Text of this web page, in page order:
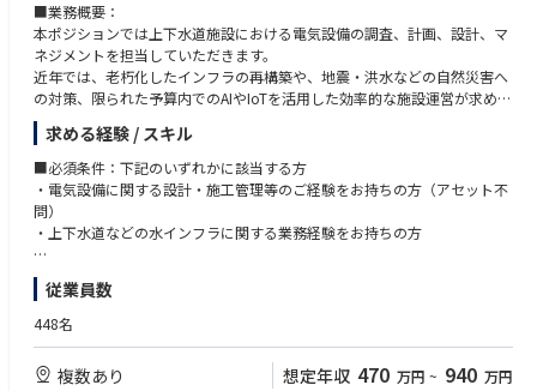
■業務概要：
本ポジションでは上下水道施設における電気設備の調査、計画、設計、マ
ネジメントを担当していただきます。
近年では、老朽化したインフラの再構築や、地震・洪水などの自然災害へ
の対策、限られた予算内でのAIやIoTを活用した効率的な施設運営が求めら
れています。
水インフラの整備には、電気設備だけでなく、土木、機械、建築などの専
門知識が必要です。他部門の専門家と連携しながら、自治体（市民）にと
って最適な水インフラを設計し、水に関する課題を解決します。
■職務詳細：
・水処理施設の現状を調査し、電気設備や監視制御設備の更新計画を策定
の評価・選定
・電気設備や監視制御設備の設置方法の検討・設計
・自然エネルギーを活用した発電設備や配電盤、自動制御機器などの導入
・既存設備を稼働させながらの新設備への入れ替え計画の立案
求める経験 / スキル
■必須条件：下記のいずれかに該当する方
・電気設備に関する設計・施工管理等のご経験をお持ちの方（アセット不
問）
・上下水道などの水インフラに関する業務経験をお持ちの方
■歓迎条件
・技術士、技術士補を保有されている方
従業員数
448名
複数あり 想定年収 470 万円 ~ 940 万円